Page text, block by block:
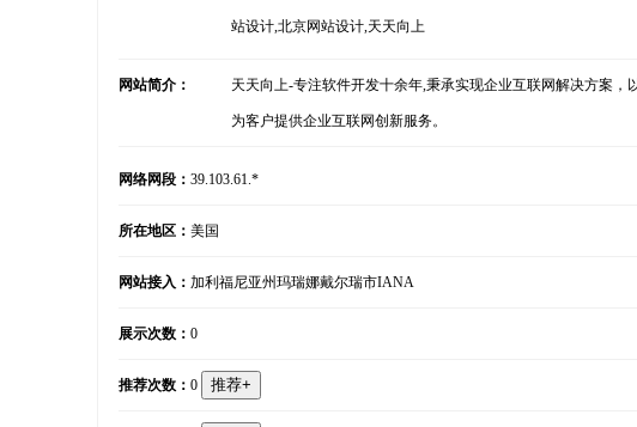
站设计,北京网站设计,天天向上
网站简介： 天天向上-专注软件开发十余年,秉承实现企业互联网解决方案
为客户提供企业互联网创新服务。
网络网段： 39.103.61.*
所在地区： 美国
网站接入： 加利福尼亚州玛瑞娜戴尔瑞市IANA
展示次数： 0
推荐次数： 0